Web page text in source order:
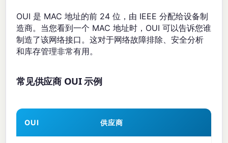
OUI 是 MAC 地址的前 24 位，由 IEEE 分配给设备制
造商。当您看到一个 MAC 地址时，OUI 可以告诉您谁
制造了该网络接口。这对于网络故障排除、安全分析
和库存管理非常有用。
常见供应商 OUI 示例
OUI 供应商